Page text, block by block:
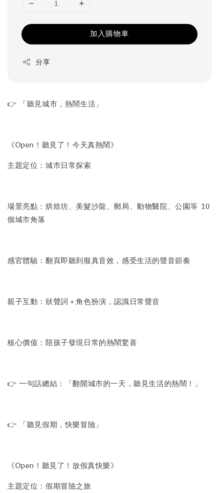
加入購物車
分享
👉 「聽見城市，熱鬧生活」
《Open！聽見了！今天真熱鬧》
主題定位：城市日常探索
場景亮點：烘焙坊、美髮沙龍、郵局、動物醫院、公園等 10
個城市角落
感官體驗：翻頁即聽到擬真音效，感受生活的聲音節奏
親子互動：狀聲詞＋角色扮演，認識日常聲音
核心價值：陪孩子發現日常的熱鬧驚喜
👉 一句話總結：「翻開城市的一天，聽見生活的熱鬧！」
👉 「聽見假期，快樂冒險」
《Open！聽見了！放假真快樂》
主題定位：假期冒險之旅